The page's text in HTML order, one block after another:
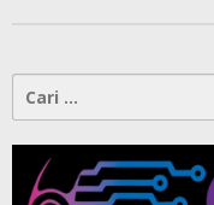
untuk: